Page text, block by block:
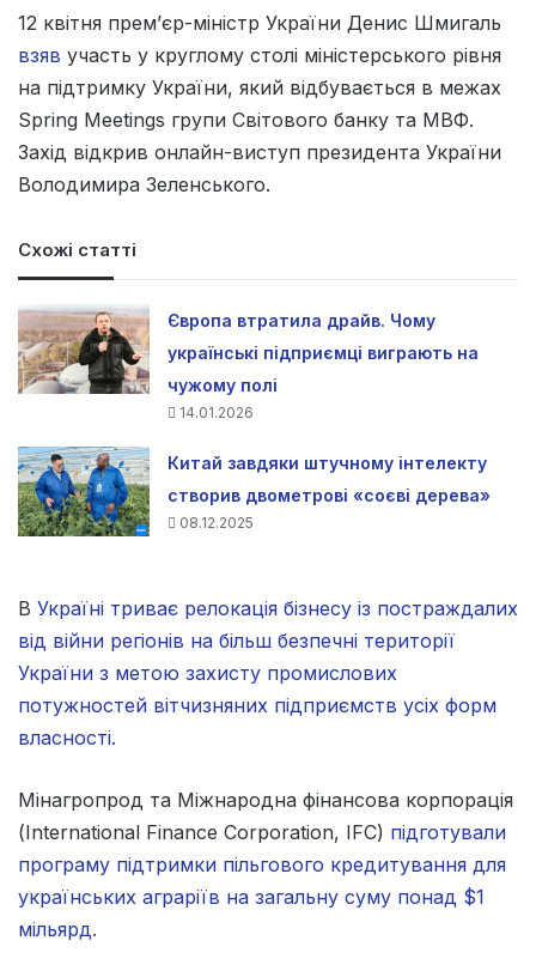
12 квітня прем’єр-міністр України Денис Шмигаль
взяв участь у круглому столі міністерського рівня
на підтримку України, який відбувається в межах
Spring Meetings групи Світового банку та МВФ.
Захід відкрив онлайн-виступ президента України
Володимира Зеленського.
Схожі статті
Європа втратила драйв. Чому
українські підприємці виграють на
чужому полі
14.01.2026
Китай завдяки штучному інтелекту
створив двометрові «соєві дерева»
08.12.2025
В Україні триває релокація бізнесу із постраждалих
від війни регіонів на більш безпечні території
України з метою захисту промислових
потужностей вітчизняних підприємств усіх форм
власності.
Мінагропрод та Міжнародна фінансова корпорація
(International Finance Corporation, IFC) підготували
програму підтримки пільгового кредитування для
українських аграріїв на загальну суму понад $1
мільярд.